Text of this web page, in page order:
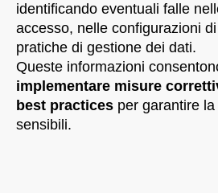
identificando eventuali falle
accesso, nelle configurazioni
pratiche di gestione dei dati.
Queste informazioni
implementare misure
best practices per garantire la
sensibili.